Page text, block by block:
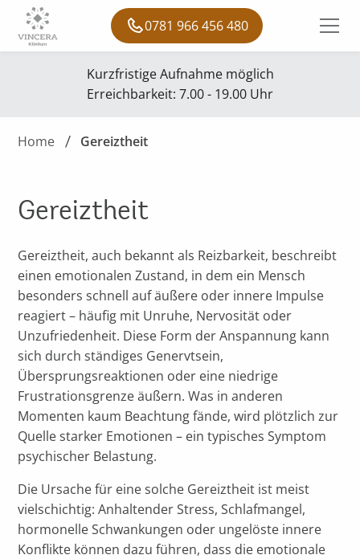
0781 966 456 480
Kurzfristige Aufnahme möglich
Erreichbarkeit: 7.00 - 19.00 Uhr
Home Gereiztheit
Gereiztheit
Gereiztheit, auch bekannt als Reizbarkeit, beschreibt
einen emotionalen Zustand, in dem ein Mensch
besonders schnell auf äußere oder innere Impulse
reagiert – häufig mit Unruhe, Nervosität oder
Unzufriedenheit. Diese Form der Anspannung kann
sich durch ständiges Genervtsein,
Übersprungsreaktionen oder eine niedrige
Frustrationsgrenze äußern. Was in anderen
Momenten kaum Beachtung fände, wird plötzlich zur
Quelle starker Emotionen – ein typisches Symptom
psychischer Belastung.
Die Ursache für eine solche Gereiztheit ist meist
vielschichtig: Anhaltender Stress, Schlafmangel,
hormonelle Schwankungen oder ungelöste innere
Konflikte können dazu führen, dass die emotionale